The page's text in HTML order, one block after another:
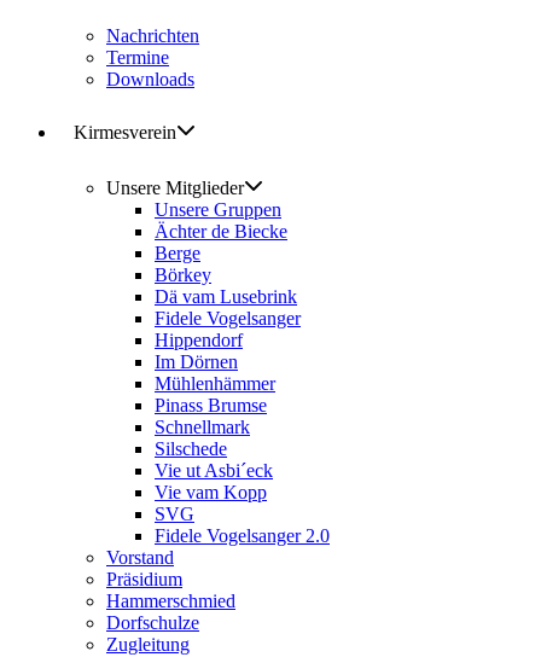
Nachrichten
Termine
Downloads
Kirmesverein
Unsere Mitglieder
Unsere Gruppen
Ächter de Biecke
Berge
Börkey
Dä vam Lusebrink
Fidele Vogelsanger
Hippendorf
Im Dörnen
Mühlenhämmer
Pinass Brumse
Schnellmark
Silschede
Vie ut Asbi´eck
Vie vam Kopp
SVG
Fidele Vogelsanger 2.0
Vorstand
Präsidium
Hammerschmied
Dorfschulze
Zugleitung